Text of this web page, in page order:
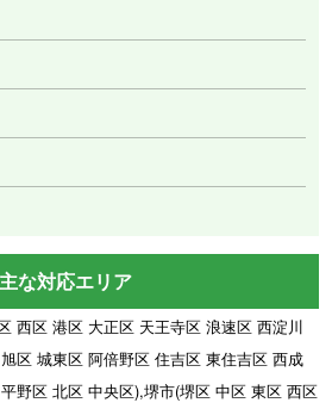
主な対応エリア
西区 港区 大正区 天王寺区 浪速区 西淀川
区 城東区 阿倍野区 住吉区 東住吉区 西成
野区 北区 中央区),堺市(堺区 中区 東区 西区